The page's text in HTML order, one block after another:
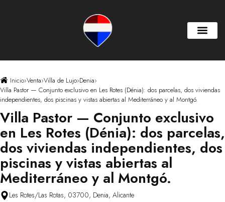
Inicio›Venta›Villa de Lujo›Denia›
Villa Pastor — Conjunto exclusivo en Les Rotes (Dénia): dos parcelas, dos viviendas
independientes, dos piscinas y vistas abiertas al Mediterráneo y al Montgó.
Villa Pastor — Conjunto exclusivo
en Les Rotes (Dénia): dos parcelas,
dos viviendas independientes, dos
piscinas y vistas abiertas al
Mediterráneo y al Montgó.
Les Rotes/Las Rotas, 03700, Denia, Alicante